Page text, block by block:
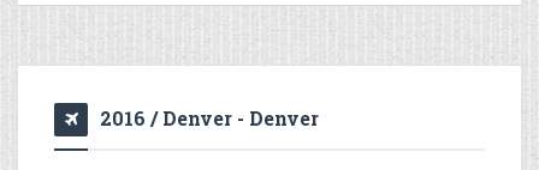
2016 / Denver - Denver